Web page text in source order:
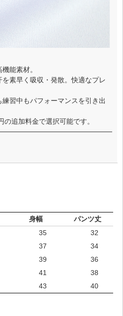
能素材。
素早く吸収・発散。快適なプレ
習中もパフォーマンスを引き出
追加料金で選択可能です。
身幅
パンツ丈
35
32
37
34
39
36
41
38
43 40